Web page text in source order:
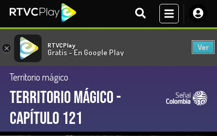
× RTVCPlay
Gratis - En Google Play
Ver
Territorio mágico
Territorio Mágico -
Capítulo 121